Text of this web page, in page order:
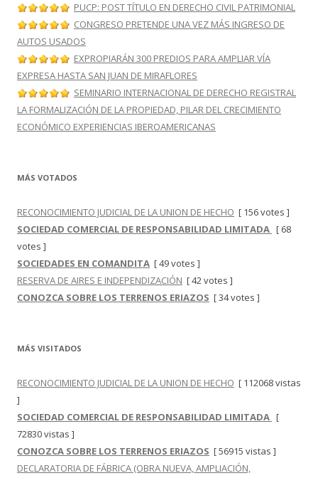
PUCP: POST TÍTULO EN DERECHO CIVIL PATRIMONIAL
CONGRESO PRETENDE UNA VEZ MÁS INGRESO DE
AUTOS USADOS
EXPROPIARÁN 300 PREDIOS PARA AMPLIAR VÍA
EXPRESA HASTA SAN JUAN DE MIRAFLORES
SEMINARIO INTERNACIONAL DE DERECHO REGISTRAL
LA FORMALIZACIÓN DE LA PROPIEDAD, PILAR DEL CRECIMIENTO
ECONÓMICO EXPERIENCIAS IBEROAMERICANAS
MÁS VOTADOS
RECONOCIMIENTO JUDICIAL DE LA UNION DE HECHO [ 156 votes ]
SOCIEDAD COMERCIAL DE RESPONSABILIDAD LIMITADA [ 68
votes ]
SOCIEDADES EN COMANDITA [ 49 votes ]
RESERVA DE AIRES E INDEPENDIZACIÓN [ 42 votes ]
CONOZCA SOBRE LOS TERRENOS ERIAZOS [ 34 votes ]
MÁS VISITADOS
RECONOCIMIENTO JUDICIAL DE LA UNION DE HECHO [ 112068 vistas
]
SOCIEDAD COMERCIAL DE RESPONSABILIDAD LIMITADA [
72830 vistas ]
CONOZCA SOBRE LOS TERRENOS ERIAZOS [ 56915 vistas ]
DECLARATORIA DE FÁBRICA (OBRA NUEVA, AMPLIACIÓN,